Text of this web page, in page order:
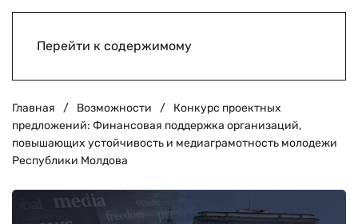
Перейти к содержимому
Главная Возможности
Конкурс проектных
предложений: Финансовая поддержка организаций,
повышающих устойчивость и медиаграмотность молодежи
Республики Молдова